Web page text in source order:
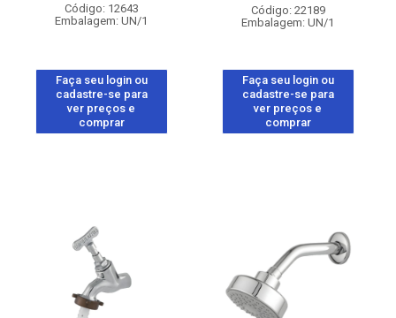
Código: 12643
Embalagem: UN/1
Faça seu login ou
cadastre-se para
ver preços e
comprar
Código: 22189
Embalagem: UN/1
Faça seu login ou
cadastre-se para
ver preços e
comprar